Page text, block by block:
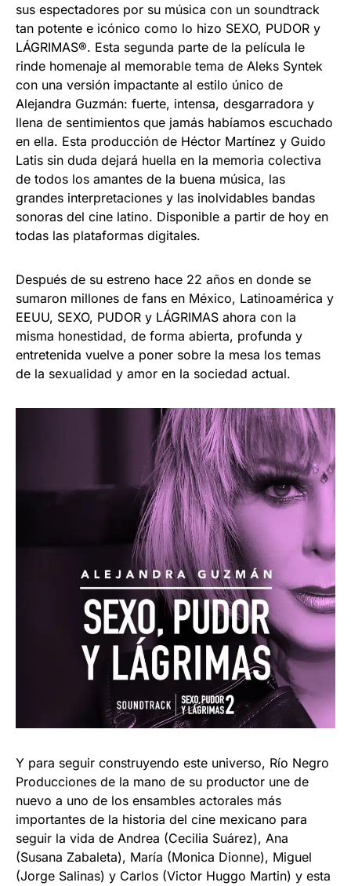
sus espectadores por su música con un soundtrack
tan potente e icónico como lo hizo SEXO, PUDOR y
LÁGRIMAS®. Esta segunda parte de la película le
rinde homenaje al memorable tema de Aleks Syntek
con una versión impactante al estilo único de
Alejandra Guzmán: fuerte, intensa, desgarradora y
llena de sentimientos que jamás habíamos escuchado
en ella. Esta producción de Héctor Martínez y Guido
Latis sin duda dejará huella en la memoria colectiva
de todos los amantes de la buena música, las
grandes interpretaciones y las inolvidables bandas
sonoras del cine latino. Disponible a partir de hoy en
todas las plataformas digitales.
Después de su estreno hace 22 años en donde se
sumaron millones de fans en México, Latinoamérica y
EEUU, SEXO, PUDOR y LÁGRIMAS ahora con la
misma honestidad, de forma abierta, profunda y
entretenida vuelve a poner sobre la mesa los temas
de la sexualidad y amor en la sociedad actual.
Y para seguir construyendo este universo, Río Negro
Producciones de la mano de su productor une de
nuevo a uno de los ensambles actorales más
importantes de la historia del cine mexicano para
seguir la vida de Andrea (Cecilia Suárez), Ana
(Susana Zabaleta), María (Monica Dionne), Miguel
(Jorge Salinas) y Carlos (Victor Huggo Martin) y esta